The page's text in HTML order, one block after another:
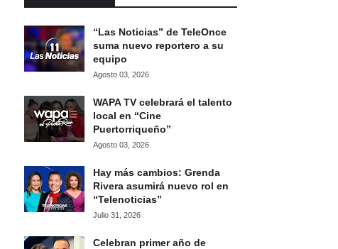
“Las Noticias” de TeleOnce
suma nuevo reportero a su
equipo
Agosto 03, 2026
WAPA TV celebrará el talento
local en “Cine
Puertorriqueño”
Agosto 03, 2026
Hay más cambios: Grenda
Rivera asumirá nuevo rol en
“Telenoticias”
Julio 31, 2026
Celebran primer año de